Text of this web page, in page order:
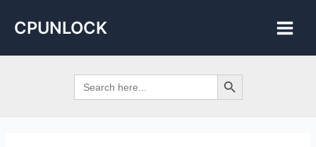
CPUNLOCK
Menu
Search
for:
Search Button
navigation